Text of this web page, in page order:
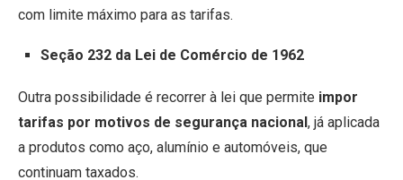
com limite máximo para as tarifas.
Seção 232 da Lei de Comércio de 1962
Outra possibilidade é recorrer à lei que permite impor
tarifas por motivos de segurança nacional , já aplicada
a produtos como aço, alumínio e automóveis, que
continuam taxados.